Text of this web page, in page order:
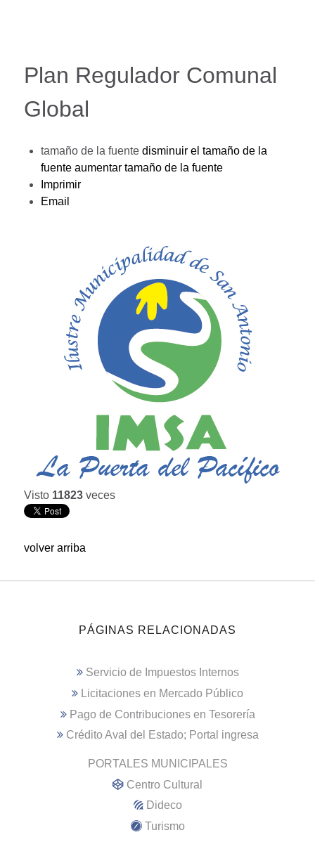
Plan Regulador Comunal
Global
tamaño de la fuente disminuir el tamaño de la
fuente aumentar tamaño de la fuente
Imprimir
Email
Visto 11823 veces
volver arriba
PÁGINAS RELACIONADAS
Servicio de Impuestos Internos
Licitaciones en Mercado Público
Pago de Contribuciones en Tesorería
Crédito Aval del Estado; Portal ingresa
PORTALES MUNICIPALES
Centro Cultural
Dideco
Turismo